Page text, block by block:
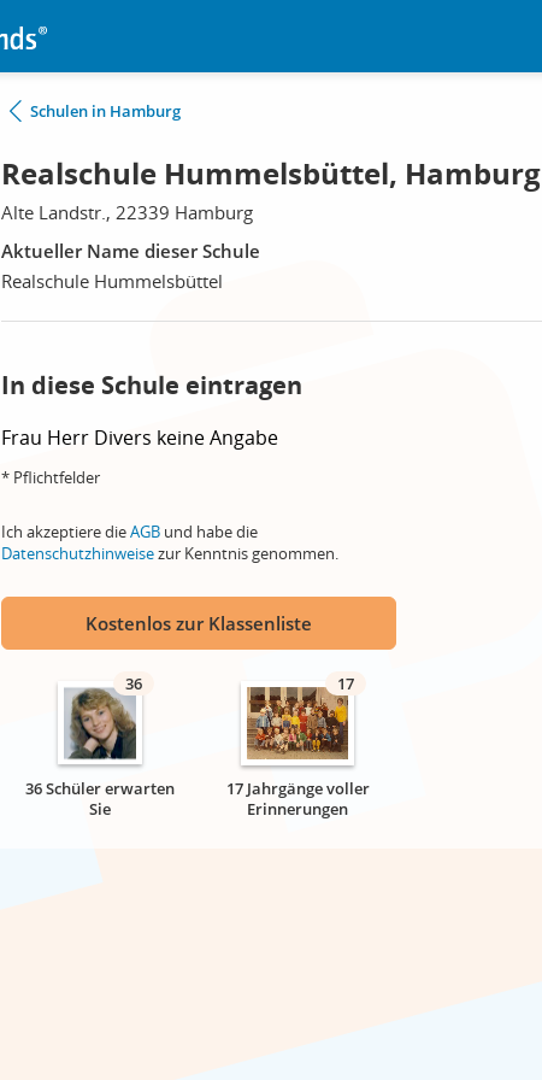
Schulen in Hamburg
Realschule Hummelsbüttel, Hamburg
Alte Landstr., 22339 Hamburg
Aktueller Name dieser Schule
Realschule Hummelsbüttel
In diese Schule eintragen
Frau Herr Divers keine Angabe
* Pflichtfelder
Ich akzeptiere dieAGB und habe die
Datenschutzhinweisezur Kenntnis genommen.
Kostenlos zur Klassenliste
36
36 Schüler erwarten
Sie
17
17 Jahrgänge voller
Erinnerungen